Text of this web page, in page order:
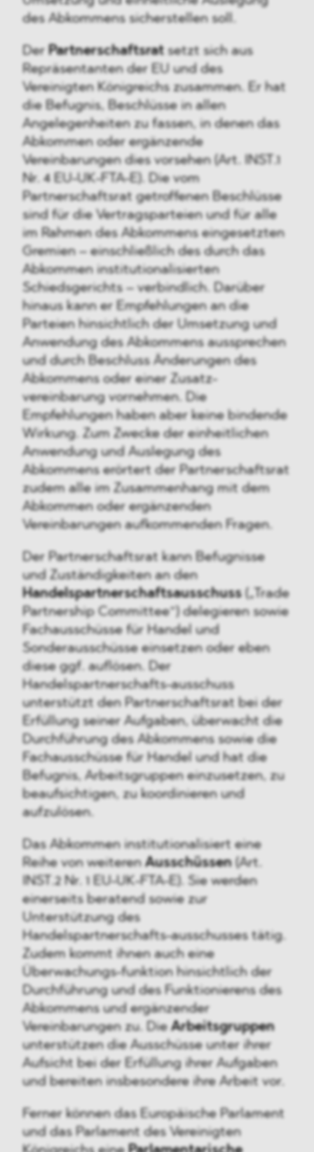
des Abkommens sicherstellen soll.
DerPartnerschaftsrat setzt sich aus
Repräsentanten der EU und des
Vereinigten Königreichs zusammen. Er hat
die Befugnis, Beschlüsse in allen
Angelegenheiten zu fassen, in denen das
Abkommen oder ergänzende
Vereinbarungen dies vorsehen (Art. INST.1
Nr. 4 EU-UK-FTA-E). Die vom
Partnerschaftsrat getroffenen Beschlüsse
sind für die Vertragsparteien und für alle
im Rahmen des Abkommens eingesetzten
Gremien – einschließlich des durch das
Abkommen institutionalisierten
Schiedsgerichts – verbindlich. Darüber
hinaus kann er Empfehlungen an die
Parteien hinsichtlich der Umsetzung und
Anwendung des Abkommens aussprechen
und durch Beschluss Änderungen des
Abkommens oder einer Zusatz-
vereinbarung vornehmen. Die
Empfehlungen haben aber keine bindende
Wirkung. Zum Zwecke der einheitlichen
Anwendung und Auslegung des
Abkommens erörtert der Partnerschaftsrat
zudem alle im Zusammenhang mit dem
Abkommen oder ergänzenden
Vereinbarungen aufkommenden Fragen.
Der Partnerschaftsrat kann Befugnisse
und Zuständigkeiten an den
Handelspartnerschaftsausschuss(„Trade
Partnership Committee“) delegieren sowie
Fachausschüsse für Handel und
Sonderausschüsse einsetzen oder eben
diese ggf. auflösen. Der
Handelspartnerschafts-ausschuss
unterstützt den Partnerschaftsrat bei der
Erfüllung seiner Aufgaben, überwacht die
Durchführung des Abkommens sowie die
Fachausschüsse für Handel und hat die
Befugnis, Arbeitsgruppen einzusetzen, zu
beaufsichtigen, zu koordinieren und
aufzulösen.
Das Abkommen institutionalisiert eine
Reihe von weiterenAusschüssen(Art.
INST.2 Nr. 1 EU-UK-FTA-E). Sie werden
einerseits beratend sowie zur
Unterstützung des
Handelspartnerschafts-ausschusses tätig.
Zudem kommt ihnen auch eine
Überwachungs-funktion hinsichtlich der
Durchführung und des Funktionierens des
Abkommens und ergänzender
Vereinbarungen zu. DieArbeitsgruppen
unterstützen die Ausschüsse unter ihrer
Aufsicht bei der Erfüllung ihrer Aufgaben
und bereiten insbesondere ihre Arbeit vor.
Ferner können das Europäische Parlament
und das Parlament des Vereinigten